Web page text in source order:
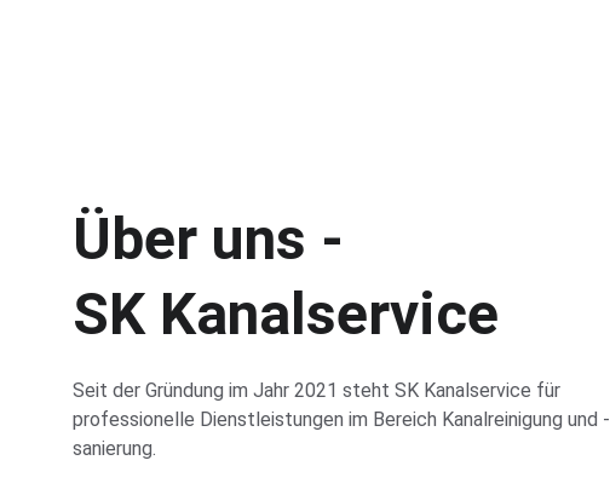
Über uns -
SK Kanalservice
Seit der Gründung im Jahr 2021 steht SK Kanalservice für
professionelle Dienstleistungen im Bereich Kanalreinigung und -
sanierung.